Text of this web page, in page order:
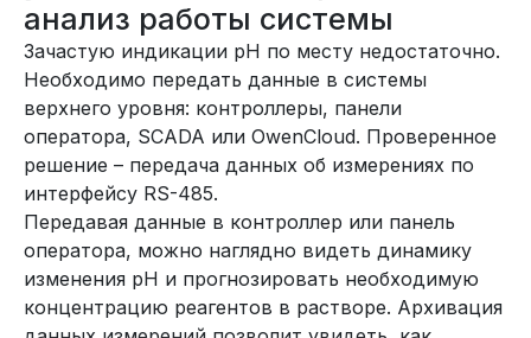
анализ работы системы
Зачастую индикации рН по месту недостаточно.
Необходимо передать данные в системы
верхнего уровня: контроллеры, панели
оператора, SCADA или OwenCloud. Проверенное
решение – передача данных об измерениях по
интерфейсу RS-485.
Передавая данные в контроллер или панель
оператора, можно наглядно видеть динамику
изменения рН и прогнозировать необходимую
концентрацию реагентов в растворе. Архивация